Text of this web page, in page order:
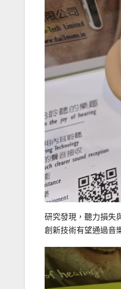
研究發現，聽力損失
創新技術有望通過音